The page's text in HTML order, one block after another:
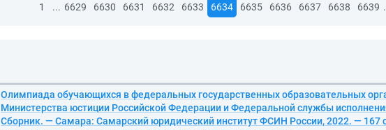
1 ... 6629 6630 6631 6632 6633 6634 6635 6636 6637 6638 6639
Олимпиада обучающихся в федеральных государственных образовательных
Министерства юстиции Российской Федерации и Федеральной службы
Сборник. — Самара: Самарский юридический институт ФСИН России, 2022. — 167